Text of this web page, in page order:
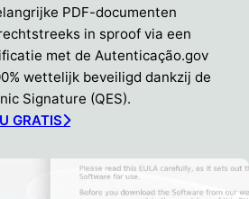
PDF-documenten
in sproof via een
met de Autenticação.gov
wettelijk beveiligd dankzij de
Signature (QES).
GRATIS